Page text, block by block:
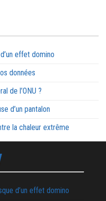
effet domino
données
de l’ONU ?
d’un pantalon
la chaleur extrême
d’un effet domino